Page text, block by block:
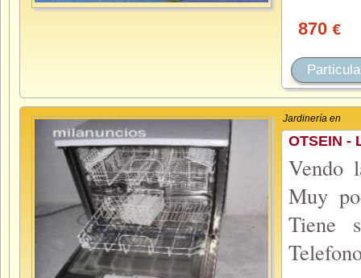
870 €
Jardinería en
OTSEIN -
Vendo
Muy
Tiene